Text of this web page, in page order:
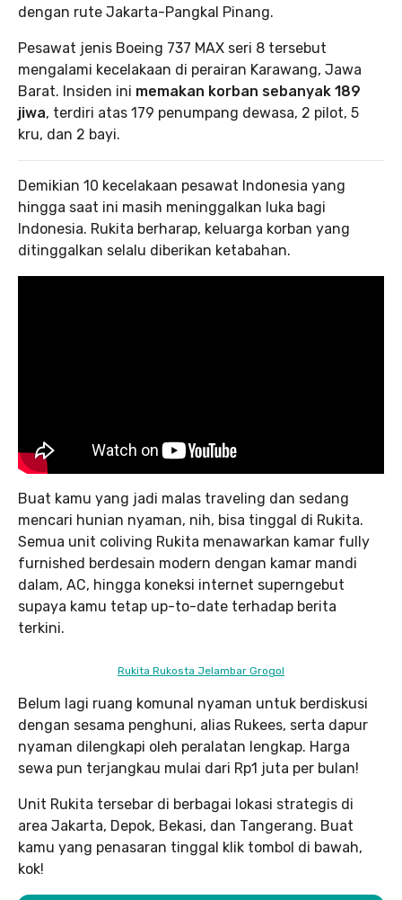
dengan rute Jakarta-Pangkal Pinang.
Pesawat jenis Boeing 737 MAX seri 8 tersebut
mengalami kecelakaan di perairan Karawang, Jawa
Barat. Insiden ini memakan korban sebanyak 189
jiwa, terdiri atas 179 penumpang dewasa, 2 pilot, 5
kru, dan 2 bayi.
Demikian 10 kecelakaan pesawat Indonesia yang
hingga saat ini masih meninggalkan luka bagi
Indonesia. Rukita berharap, keluarga korban yang
ditinggalkan selalu diberikan ketabahan.
Buat kamu yang jadi malas traveling dan sedang
mencari hunian nyaman, nih, bisa tinggal di Rukita.
Semua unit coliving Rukita menawarkan kamar fully
furnished berdesain modern dengan kamar mandi
dalam, AC, hingga koneksi internet superngebut
supaya kamu tetap up-to-date terhadap berita
terkini.
Rukita Rukosta Jelambar Grogol
Belum lagi ruang komunal nyaman untuk berdiskusi
dengan sesama penghuni, alias Rukees, serta dapur
nyaman dilengkapi oleh peralatan lengkap. Harga
sewa pun terjangkau mulai dari Rp1 juta per bulan!
Unit Rukita tersebar di berbagai lokasi strategis di
area Jakarta, Depok, Bekasi, dan Tangerang. Buat
kamu yang penasaran tinggal klik tombol di bawah,
kok!